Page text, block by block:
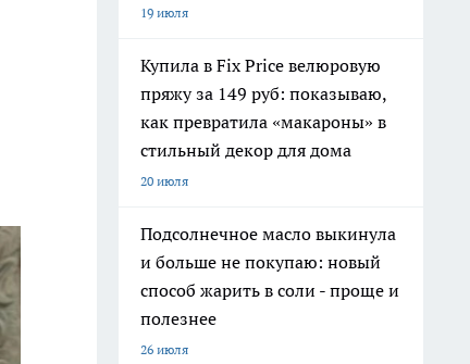
19 июля
Купила в Fix Price велюровую
пряжу за 149 руб: показываю,
как превратила «макароны» в
стильный декор для дома
20 июля
Подсолнечное масло выкинула
и больше не покупаю: новый
способ жарить в соли - проще и
полезнее
26 июля